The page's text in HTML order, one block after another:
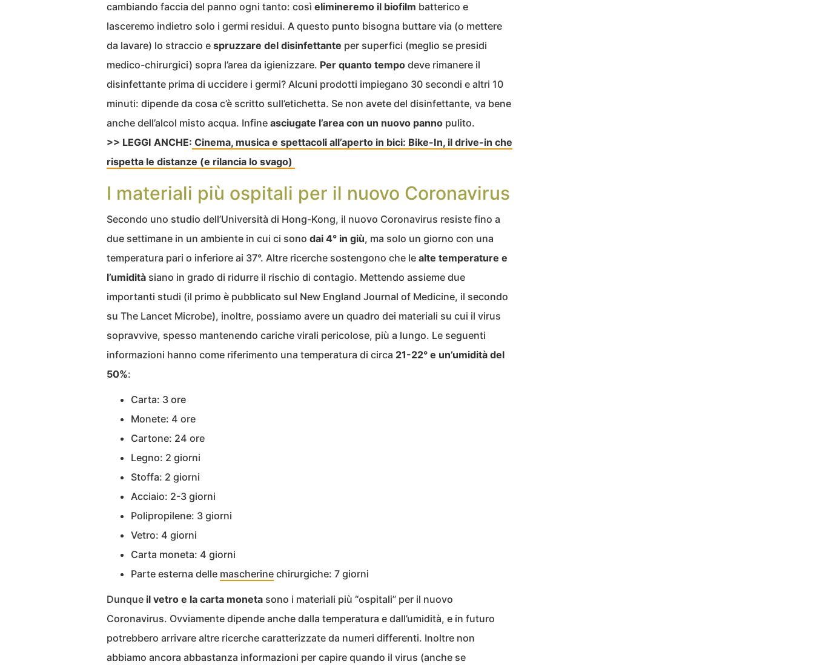
cambiando faccia del panno ogni tanto: così elimineremo il biofilm batterico e
lasceremo indietro solo i germi residui. A questo punto bisogna buttare via (o mettere
da lavare) lo straccio e spruzzare del disinfettante per superfici (meglio se presidi
medico-chirurgici) sopra l’area da igienizzare. Per quanto tempo deve rimanere il
disinfettante prima di uccidere i germi? Alcuni prodotti impiegano 30 secondi e altri 10
minuti: dipende da cosa c’è scritto sull’etichetta. Se non avete del disinfettante, va bene
anche dell’alcol misto acqua. Infine asciugate l’area con un nuovo panno pulito.
>> LEGGI ANCHE: Cinema, musica e spettacoli all’aperto in bici: Bike-In, il drive-in che
rispetta le distanze (e rilancia lo svago)
I materiali più ospitali per il nuovo Coronavirus
Secondo uno studio dell’Università di Hong-Kong, il nuovo Coronavirus resiste fino a
due settimane in un ambiente in cui ci sono dai 4° in giù, ma solo un giorno con una
temperatura pari o inferiore ai 37°. Altre ricerche sostengono che le alte temperature e
l’umidità siano in grado di ridurre il rischio di contagio. Mettendo assieme due
importanti studi (il primo è pubblicato sul New England Journal of Medicine, il secondo
su The Lancet Microbe), inoltre, possiamo avere un quadro dei materiali su cui il virus
sopravvive, spesso mantenendo cariche virali pericolose, più a lungo. Le seguenti
informazioni hanno come riferimento una temperatura di circa 21-22° e un’umidità del
50%:
Carta: 3 ore
Monete: 4 ore
Cartone: 24 ore
Legno: 2 giorni
Stoffa: 2 giorni
Acciaio: 2-3 giorni
Polipropilene: 3 giorni
Vetro: 4 giorni
Carta moneta: 4 giorni
Parte esterna delle mascherine chirurgiche: 7 giorni
Dunque il vetro e la carta moneta sono i materiali più “ospitali” per il nuovo
Coronavirus. Ovviamente dipende anche dalla temperatura e dall’umidità, e in futuro
potrebbero arrivare altre ricerche caratterizzate da numeri differenti. Inoltre non
abbiamo ancora abbastanza informazioni per capire quando il virus (anche se